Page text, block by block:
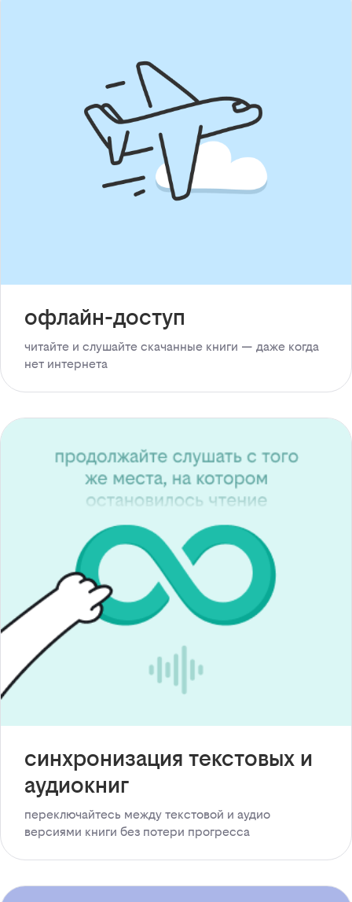
офлайн-доступ
читайте и слушайте скачанные книги — даже когда
нет интернета
синхронизация текстовых и
аудиокниг
переключайтесь между текстовой и аудио
версиями книги без потери прогресса